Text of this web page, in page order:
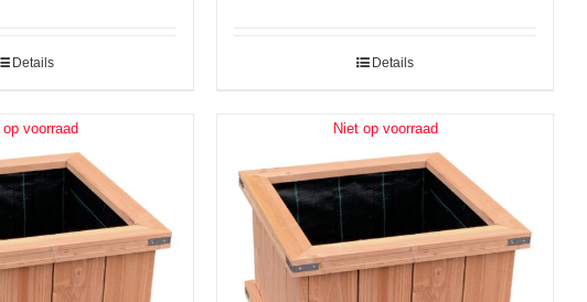
Details Details
op voorraad Niet op voorraad